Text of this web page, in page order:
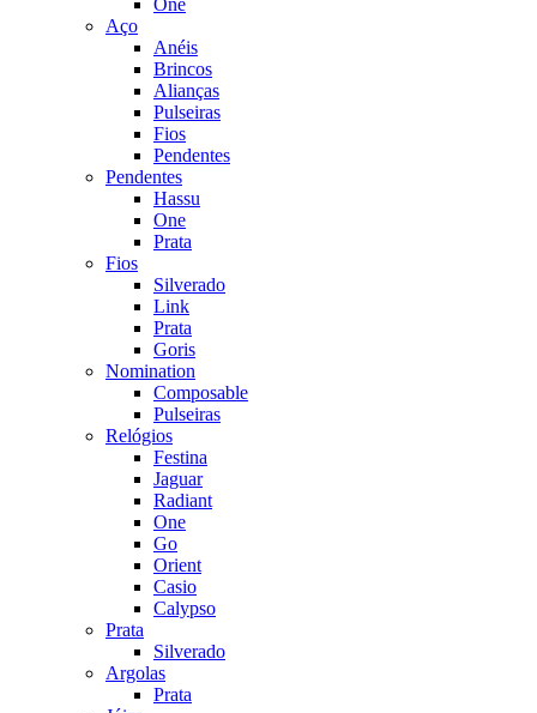
Aço
Anéis
Brincos
Alianças
Pulseiras
Fios
Pendentes
Pendentes
Hassu
One
Prata
Fios
Silverado
Link
Prata
Goris
Nomination
Composable
Pulseiras
Relógios
Festina
Jaguar
Radiant
One
Go
Orient
Casio
Calypso
Prata
Silverado
Argolas
Prata